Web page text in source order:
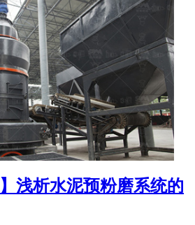
】浅析水泥预粉磨系统的